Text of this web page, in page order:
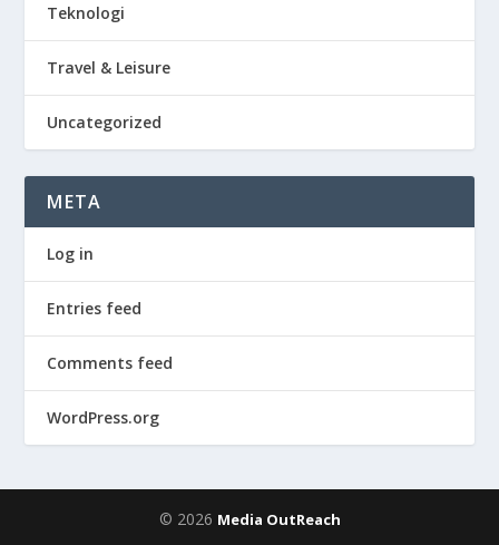
Teknologi
Travel & Leisure
Uncategorized
META
Log in
Entries feed
Comments feed
WordPress.org
© 2026 Media OutReach